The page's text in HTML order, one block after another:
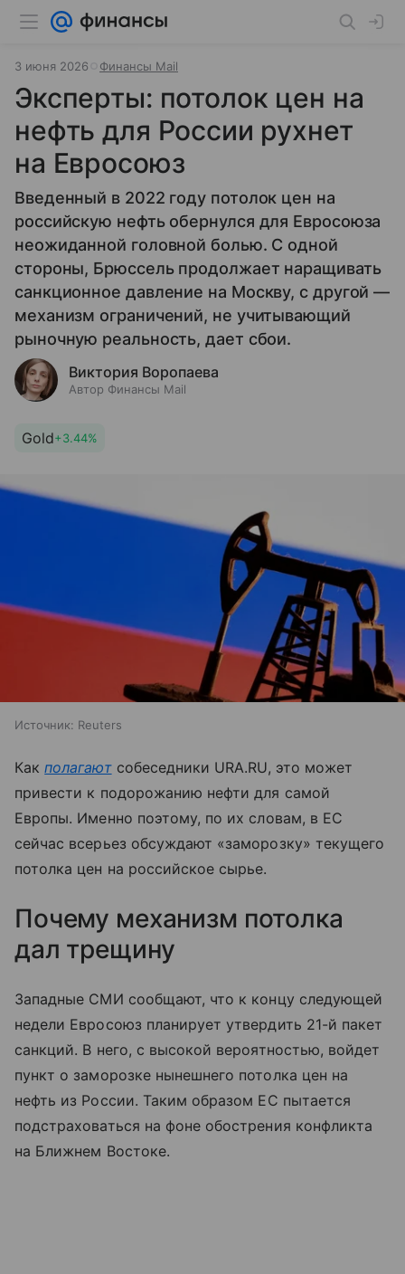
3 июня 2026 Финансы Mail
Эксперты: потолок цен на
нефть для России рухнет
на Евросоюз
Введенный в 2022 году потолок цен на
российскую нефть обернулся для Евросоюза
неожиданной головной болью. С одной
стороны, Брюссель продолжает наращивать
санкционное давление на Москву, с другой —
механизм ограничений, не учитывающий
рыночную реальность, дает сбои.
Виктория Воропаева
Автор Финансы Mail
Gold+3.44%
Источник: Reuters
Какполагаютсобеседники URA.RU, это может
привести к подорожанию нефти для самой
Европы. Именно поэтому, по их словам, в ЕС
сейчас всерьез обсуждают «заморозку» текущего
потолка цен на российское сырье.
Почему механизм потолка
дал трещину
Западные СМИ сообщают, что к концу следующей
недели Евросоюз планирует утвердить 21-й пакет
санкций. В него, с высокой вероятностью, войдет
пункт о заморозке нынешнего потолка цен на
нефть из России. Таким образом ЕС пытается
подстраховаться на фоне обострения конфликта
на Ближнем Востоке.